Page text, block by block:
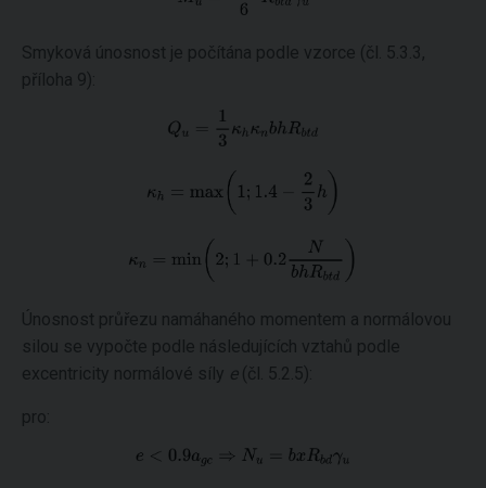
Smyková únosnost je počítána podle vzorce (čl. 5.3.3,
příloha 9):
Únosnost průřezu namáhaného momentem a normálovou
silou se vypočte podle následujících vztahů podle
excentricity normálové síly e(čl. 5.2.5):
pro: